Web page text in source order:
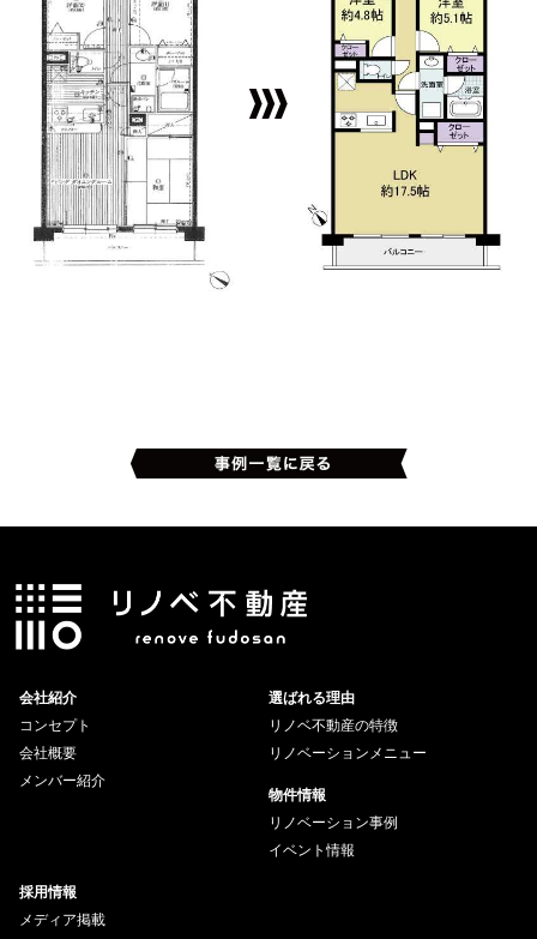
会社紹介
コンセプト
会社概要
メンバー紹介
選ばれる理由
リノベ不動産の特徴
リノベーションメニュー
物件情報
リノベーション事例
イベント情報
採用情報
メディア掲載